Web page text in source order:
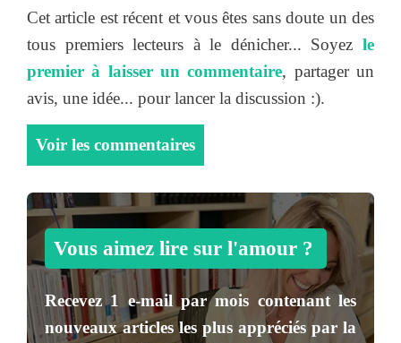
Cet article est récent et vous êtes sans doute un des
tous premiers lecteurs à le dénicher... Soyez le
premier à laisser un commentaire, partager un
avis, une idée... pour lancer la discussion :).
Voir les commentaires
Vous aimez lire sur l'amour ?
Recevez1 e-mail par mois contenant les
nouveaux articles les plus appréciés par la